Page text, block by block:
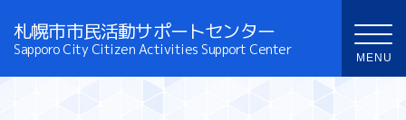
札幌市市民活動サポートセンター
Sapporo City Citizen Activities Support Center